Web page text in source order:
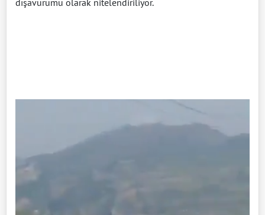
dışavurumu olarak nitelendiriliyor.